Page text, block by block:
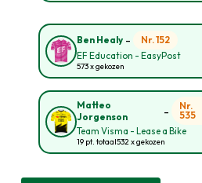
Ben Healy -
Nr. 152
EF Education - EasyPost
573 x gekozen
Matteo
Jorgenson
-
Nr.
535
Team Visma - Lease a Bike
19 pt. totaal532 x gekozen